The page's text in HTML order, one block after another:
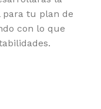
para tu plan de
con lo que